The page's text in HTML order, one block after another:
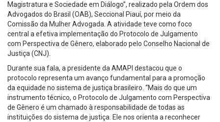
Magistratura e Sociedade em Diálogo”, realizado pela Ordem dos
Advogados do Brasil (OAB), Seccional Piauí, por meio da
Comissão da Mulher Advogada. A atividade teve como foco
central a efetiva implementação do Protocolo de Julgamento
com Perspectiva de Gênero, elaborado pelo Conselho Nacional de
Justiça (CNJ).
Durante sua fala, a presidente da AMAPI destacou que o
protocolo representa um avanço fundamental para a promoção
da equidade no sistema de justiça brasileiro. “Mais do que um
instrumento técnico, o Protocolo de Julgamento com Perspectiva
de Gênero é um chamado à responsabilidade de todas as
instituições do sistema de justiça. Ele nos orienta a reconhecer